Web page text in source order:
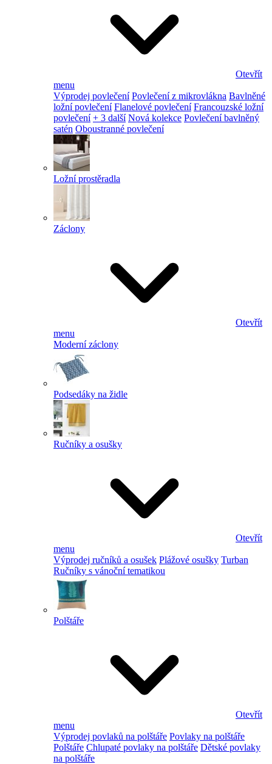
Otevřít
menu
Výprodej povlečení Povlečení z mikrovlákna Bavlněné
ložní povlečení Flanelové povlečení Francouzské ložní
povlečení + 3 další Nová kolekce Povlečení bavlněný
satén Oboustranné povlečení
Ložní prostěradla
Záclony
Otevřít
menu
Moderní záclony
Podsedáky na židle
Ručníky a osušky
Otevřít
menu
Výprodej ručníků a osušek Plážové osušky Turban
Ručníky s vánoční tematikou
Polštáře
Otevřít
menu
Výprodej povlaků na polštáře Povlaky na polštáře
Polštáře Chlupaté povlaky na polštáře Dětské povlaky
na polštáře